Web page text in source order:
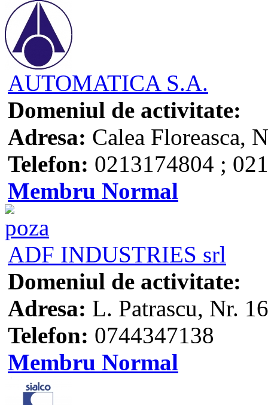
AUTOMATICA S.A.
Domeniul de activitate:
Adresa: Calea Floreasca,
Telefon: 0213174804 ;
Membru Normal
ADF INDUSTRIES srl
Domeniul de activitate:
Adresa: L. Patrascu, Nr.
Telefon: 0744347138
Membru Normal